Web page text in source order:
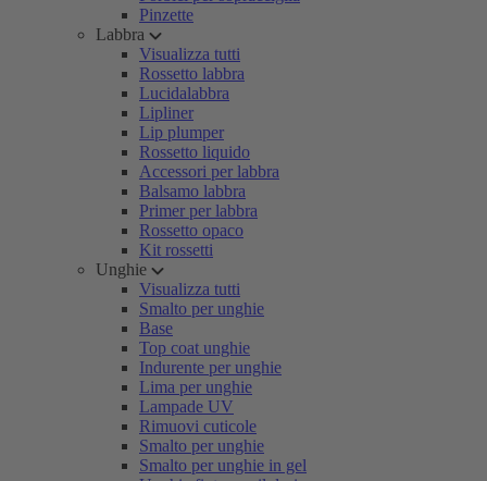
Pinzette
Labbra
Visualizza tutti
Rossetto labbra
Lucidalabbra
Lipliner
Lip plumper
Rossetto liquido
Accessori per labbra
Balsamo labbra
Primer per labbra
Rossetto opaco
Kit rossetti
Unghie
Visualizza tutti
Smalto per unghie
Base
Top coat unghie
Indurente per unghie
Lima per unghie
Lampade UV
Rimuovi cuticole
Smalto per unghie
Smalto per unghie in gel